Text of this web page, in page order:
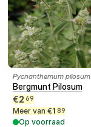
Pycnanthemum pilosum
Bergmunt Pilosum
€2 69
Meer van €1 89
Op voorraad